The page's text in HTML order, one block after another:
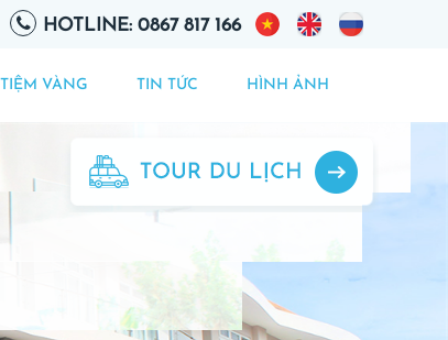
HOTLINE: 0867 817 166
TIỆM VÀNG TIN TỨC HÌNH ẢNH